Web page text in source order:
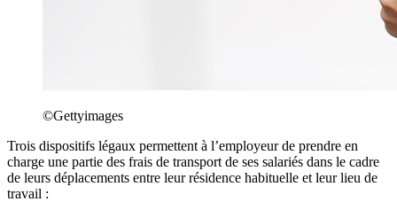
©Gettyimages
Trois dispositifs légaux permettent à l’employeur de prendre en
charge une partie des frais de transport de ses salariés dans le cadre
de leurs déplacements entre leur résidence habituelle et leur lieu de
travail :